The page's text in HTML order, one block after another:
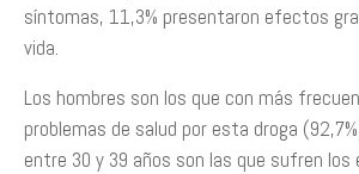
síntomas, 11,3% presentaron efectos
vida.
Los hombres son los que con más
problemas de salud por esta droga
entre 30 y 39 años son las que sufren